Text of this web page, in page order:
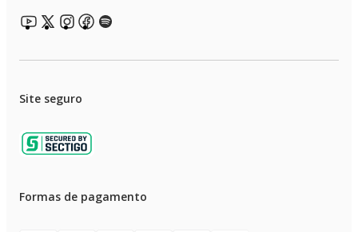
• Tubo com revestimento em cerâmica
Site seguro
Formas de pagamento